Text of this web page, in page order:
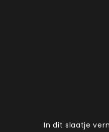
In dit slaatje